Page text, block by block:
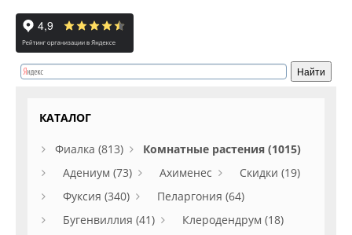
КАТАЛОГ
Фиалка (813)
Комнатные растения (1015)
Адениум (73)
Ахименес
Скидки (19)
Фуксия (340)
Пеларгония (64)
Бугенвиллия (41)
Клеродендрум (18)